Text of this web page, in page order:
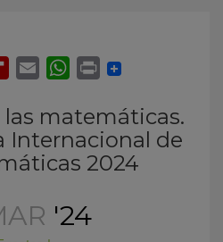
matemáticas.
Internacional de
2024
'24